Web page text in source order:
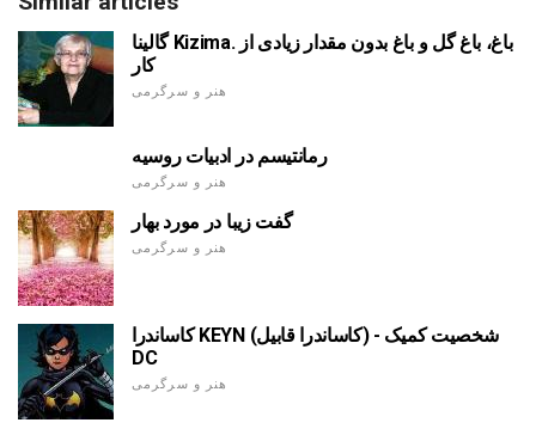
گالینا Kizima. باغ، باغ گل و باغ بدون مقدار زیادی از
کار
هنر و سرگرمی
رمانتیسم در ادبیات روسیه
هنر و سرگرمی
گفت زیبا در مورد بهار
هنر و سرگرمی
کاساندرا KEYN (کاساندرا قابیل) - شخصیت کمیک
DC
هنر و سرگرمی